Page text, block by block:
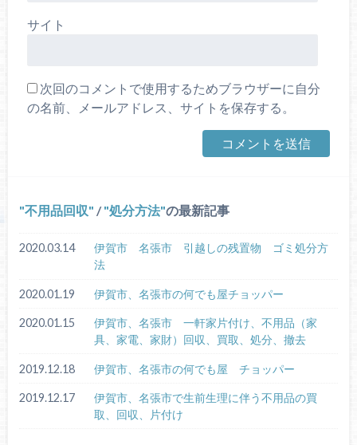
サイト
次回のコメントで使用するためブラウザーに自分
の名前、メールアドレス、サイトを保存する。
不用品回収 / 処分方法 の最新記事
2020.03.14
伊賀市 名張市 引越しの残置物 ゴミ処分方
法
2020.01.19 伊賀市、名張市の何でも屋チョッパー
2020.01.15
伊賀市、名張市 一軒家片付け、不用品（家
具、家電、家財）回収、買取、処分、撤去
2019.12.18 伊賀市、名張市の何でも屋 チョッパー
2019.12.17
伊賀市、名張市で生前生理に伴う不用品の買
取、回収、片付け